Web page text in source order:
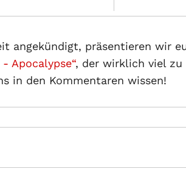
angekündigt, präsentieren wir
- Apocalypse“, der wirklich viel
in den Kommentaren wissen!